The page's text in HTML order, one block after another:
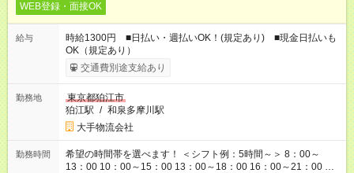
WEB登録・面接OK
給与
時給1300円 ■日払い・週払いOK！(規定あり) ■現金日払いも
OK（規定あり）
交通費別途支給あり
勤務地
東京都狛江市
狛江駅 / 和泉多摩川駅
大手物流会社
勤務時間
希望の時間帯を選べます！ ＜シフト例：5時間～＞ 8：00～
13：00 10：00～15：00 13：00～18：00 16：00～21：00 ＜